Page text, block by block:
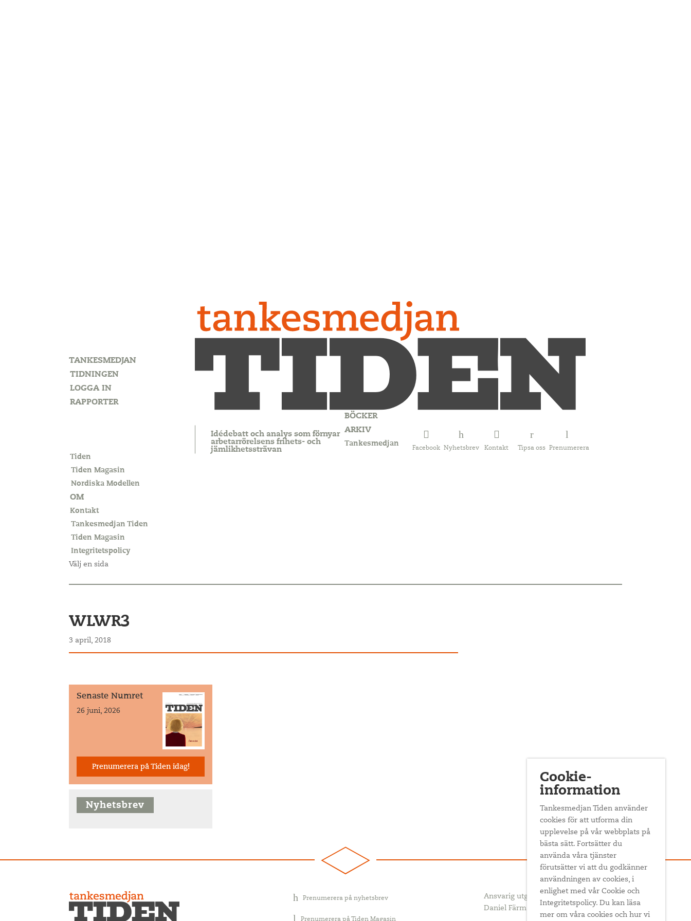
Idédebatt och analys som förnyar
arbetarrörelsens frihets- och
jämlikhetssträvan
Facebook Nyhetsbrev Kontakt Tipsa oss Prenumerera
TANKESMEDJAN
TIDNINGEN
LOGGA IN
RAPPORTER
BÖCKER
ARKIV
Tankesmedjan
Tiden
Tiden Magasin
Nordiska Modellen
OM
Kontakt
Tankesmedjan Tiden
Tiden Magasin
Integritetspolicy
Välj en sida
WLWR3
3 april, 2018
Senaste Numret
26 juni, 2026
Prenumerera på Tiden idag!
Nyhetsbrev
Prenumerera på nyhetsbrev
Prenumerera på Tiden Magasin
Ansvarig utgivare och redaktör:
Daniel Färm
Cookie-
information
Tankesmedjan Tiden använder
cookies för att utforma din
upplevelse på vår webbplats på
bästa sätt. Fortsätter du
använda våra tjänster
förutsätter vi att du godkänner
användningen av cookies, i
enlighet med vår Cookie och
Integritetspolicy. Du kan läsa
mer om våra cookies och hur vi